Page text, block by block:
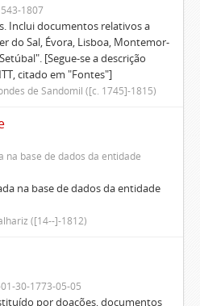
1807
Inclui documentos relativos a
do Sal, Évora, Lisboa, Montemor-
[Segue-se a descrição
citado em "Fontes"]
de Sandomil ([c. 1745]-1815)
na base de dados da entidade
na base de dados da entidade
([14--]-1812)
30-1773-05-05
por doações, documentos